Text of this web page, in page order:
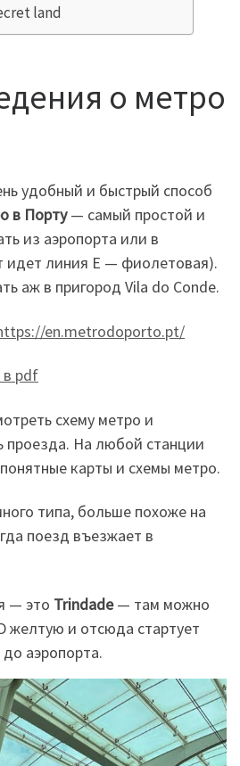
land
о метро
удобный и быстрый способ
в Порту— самый простой и
из аэропорта или в
идет линия Е — фиолетовая).
аж в пригород Vila do Conde.
en.metrodoporto.pt/
в pdf
схему метро и
проезда. На любой станции
карты и схемы метро.
типа, больше похоже на
поезд въезжает в
— это Trindade— там можно
желтую и отсюда стартует
аэропорта.